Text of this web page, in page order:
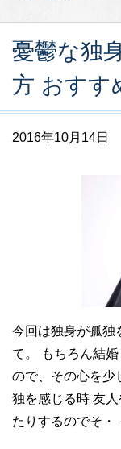
憂鬱な独
方 おすす
2016年10月14日
今回は独身が孤独
て。 もちろん結
ので、その心を少
独を感じる時 友
たりするのでそ・